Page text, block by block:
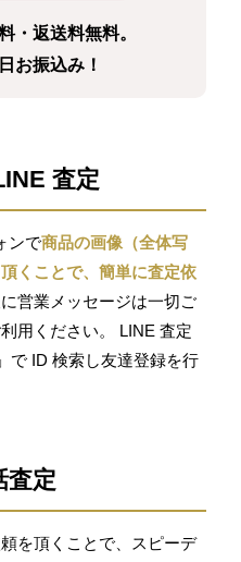
・返送料無料。
お振込み！
査定
ンで商品の画像（全体写
くことで、簡単に査定依
営業メッセージは一切ご
用ください。 LINE 査定
で ID 検索し友達登録を行
査定
を頂くことで、スピーデ